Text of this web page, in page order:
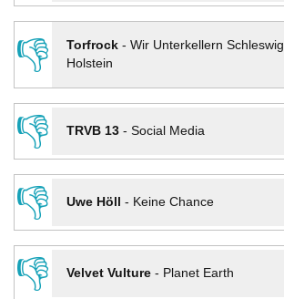
👎
Torfrock- Wir Unterkellern Schleswig
Holstein
👎
TRVB 13- Social Media
👎
Uwe Höll - Keine Chance
👎
Velvet Vulture- Planet Earth